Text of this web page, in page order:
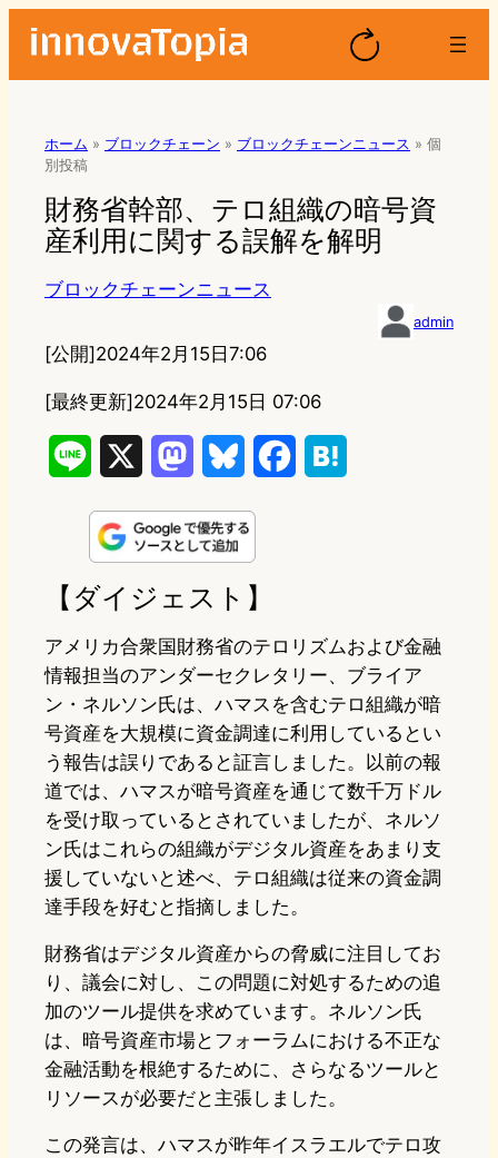
ホーム » ブロックチェーン » ブロックチェーンニュース » 個
別投稿
財務省幹部、テロ組織の暗号資
産利用に関する誤解を解明
ブロックチェーンニュース
admin
[公開]2024年2月15日7:06
[最終更新]2024年2月15日 07:06
n
e
s
d
o
n
u
e
k
y
o
o
k
a
【ダイジェスト】
アメリカ合衆国財務省のテロリズムおよび金融
情報担当のアンダーセクレタリー、ブライア
ン・ネルソン氏は、ハマスを含むテロ組織が暗
号資産を大規模に資金調達に利用しているとい
う報告は誤りであると証言しました。以前の報
道では、ハマスが暗号資産を通じて数千万ドル
を受け取っているとされていましたが、ネルソ
ン氏はこれらの組織がデジタル資産をあまり支
援していないと述べ、テロ組織は従来の資金調
達手段を好むと指摘しました。
財務省はデジタル資産からの脅威に注目してお
り、議会に対し、この問題に対処するための追
加のツール提供を求めています。ネルソン氏
は、暗号資産市場とフォーラムにおける不正な
金融活動を根絶するために、さらなるツールと
リソースが必要だと主張しました。
この発言は、ハマスが昨年イスラエルでテロ攻